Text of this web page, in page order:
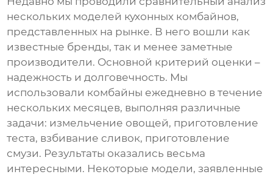
нескольких моделей кухонных комбайнов,
представленных на рынке. В него вошли как
известные бренды, так и менее заметные
производители. Основной критерий оценки –
надежность и долговечность. Мы
использовали комбайны ежедневно в течение
нескольких месяцев, выполняя различные
задачи: измельчение овощей, приготовление
теста, взбивание сливок, приготовление
смузи. Результаты оказались весьма
интересными. Некоторые модели, заявленные